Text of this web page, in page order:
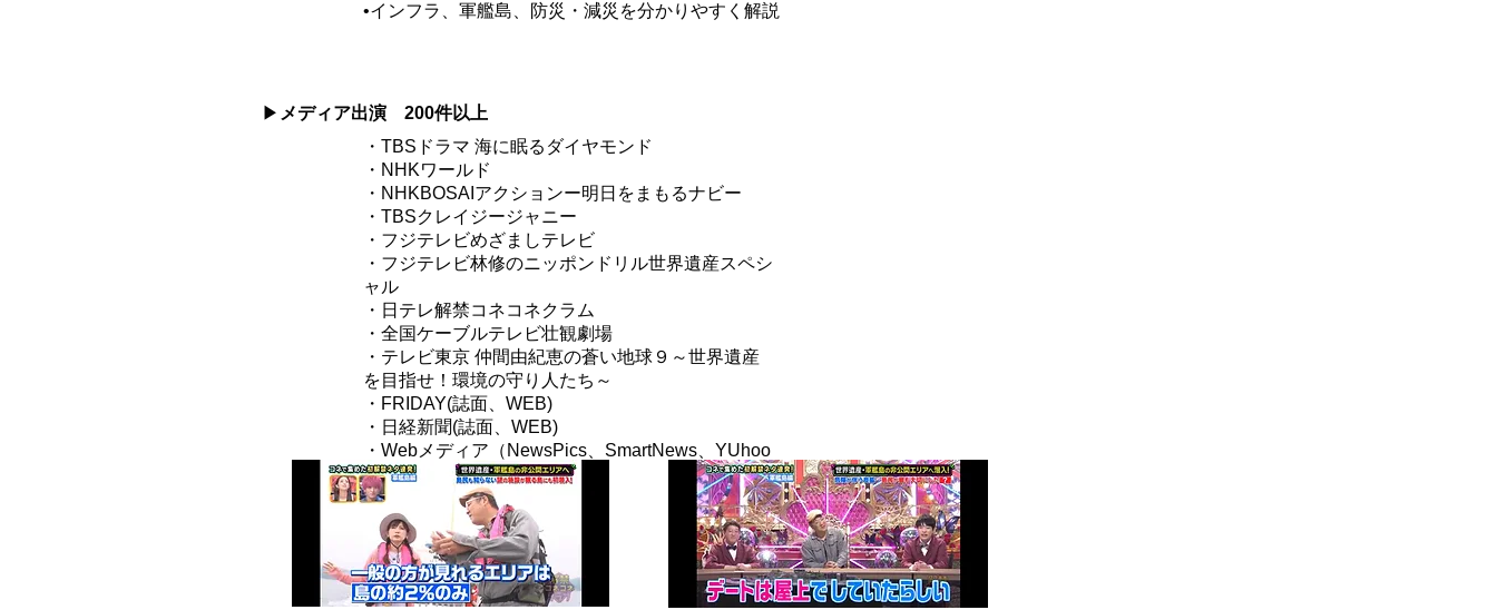
•インフラ、軍艦島、防災・減災を分かりやすく解説
​▶ メディア出演 200件以上
・TBSドラマ 海に眠るダイヤモンド
・NHKワールド
​・NHKBOSAIアクションー明日をまもるナビー
・TBSクレイジージャニー
・フジテレビめざましテレビ
・フジテレビ林修のニッポンドリル世界遺産スペシ
ャル
・日テレ解禁コネコネクラム
・全国ケーブルテレビ壮観劇場
・テレビ東京 仲間由紀恵の蒼い地球９～世界遺産
を目指せ！環境の守り人たち～
・FRIDAY(誌面、WEB)
・日経新聞(誌面、WEB)
・Webメディア（NewsPics、SmartNews、YUhoo
ニュース、LINEニュース)